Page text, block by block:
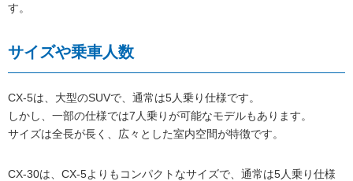
す。
サイズや乗車人数
CX-5は、大型のSUVで、通常は5人乗り仕様です。
しかし、一部の仕様では7人乗りが可能なモデルもあります。
サイズは全長が長く、広々とした室内空間が特徴です。
CX-30は、CX-5よりもコンパクトなサイズで、通常は5人乗り仕様